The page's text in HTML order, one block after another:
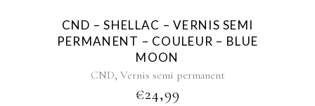
CND – SHELLAC – VERNIS SEMI
PERMANENT – COULEUR – BLUE
MOON
CND, Vernis semi permanent
€24,99